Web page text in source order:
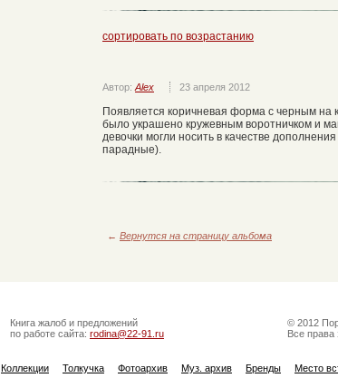
сортировать по возрастанию
Автор: Alex 23 апреля 2012
Появляется коричневая форма с черным
было украшено кружевным воротничком и
девочки могли носить в качестве
парадные).
← Вернутся на страницу альбома
Книга жалоб и предложений
по работе сайта: rodina@22-91.ru
© 2012
Все
Коллекции Толкучка Фотоархив Муз. архив Бренды Место